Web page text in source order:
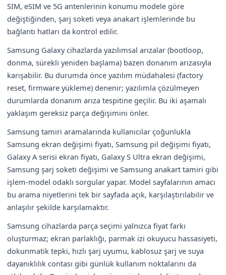
SIM, eSIM ve 5G antenlerinin konumu modele göre
değiştiğinden, şarj soketi veya anakart işlemlerinde bu
bağlantı hatları da kontrol edilir.
Samsung Galaxy cihazlarda yazılımsal arızalar (bootloop,
donma, sürekli yeniden başlama) bazen donanım arızasıyla
karışabilir. Bu durumda önce yazılım müdahalesi (factory
reset, firmware yükleme) denenir; yazılımla çözülmeyen
durumlarda donanım arıza tespitine geçilir. Bu iki aşamalı
yaklaşım gereksiz parça değişimini önler.
Samsung tamiri aramalarında kullanıcılar çoğunlukla
Samsung ekran değişimi fiyatı, Samsung pil değişimi fiyatı,
Galaxy A serisi ekran fiyatı, Galaxy S Ultra ekran değişimi,
Samsung şarj soketi değişimi ve Samsung anakart tamiri gibi
işlem-model odaklı sorgular yapar. Model sayfalarının amacı
bu arama niyetlerini tek bir sayfada açık, karşılaştırılabilir ve
anlaşılır şekilde karşılamaktır.
Samsung cihazlarda parça seçimi yalnızca fiyat farkı
oluşturmaz; ekran parlaklığı, parmak izi okuyucu hassasiyeti,
dokunmatik tepki, hızlı şarj uyumu, kablosuz şarj ve suya
dayanıklılık contası gibi günlük kullanım noktalarını da